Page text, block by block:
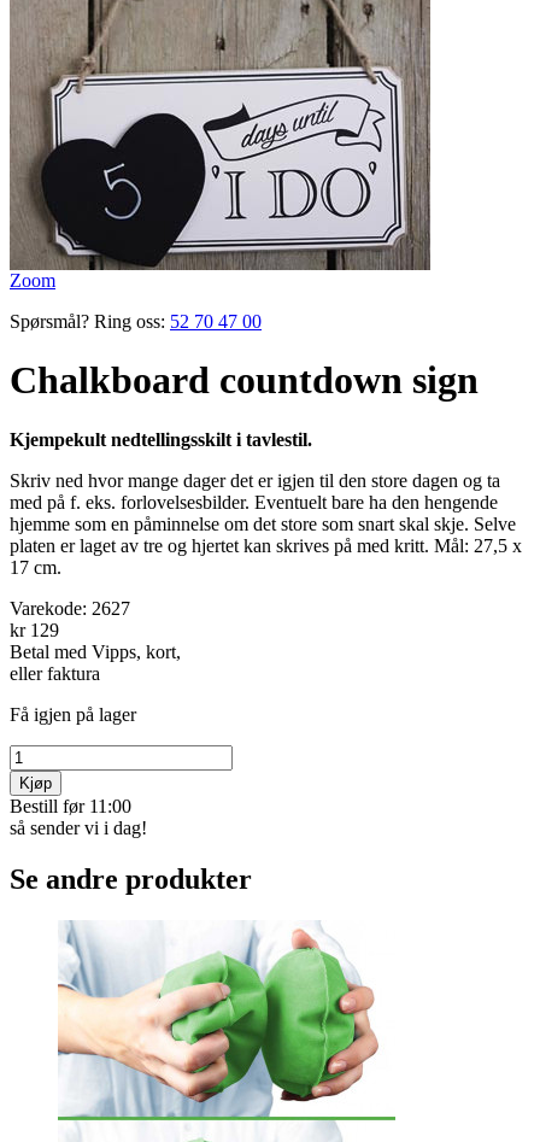
Zoom
Spørsmål? Ring oss: 52 70 47 00
Chalkboard countdown sign
Kjempekult nedtellingsskilt i tavlestil.
Skriv ned hvor mange dager det er igjen til den store dagen og ta
med på f. eks. forlovelsesbilder. Eventuelt bare ha den hengende
hjemme som en påminnelse om det store som snart skal skje. Selve
platen er laget av tre og hjertet kan skrives på med kritt. Mål: 27,5 x
17 cm.
Varekode: 2627
kr 129
Betal med Vipps, kort,
eller faktura
Få igjen på lager
Kjøp
Bestill før 11:00
så sender vi i dag!
Se andre produkter